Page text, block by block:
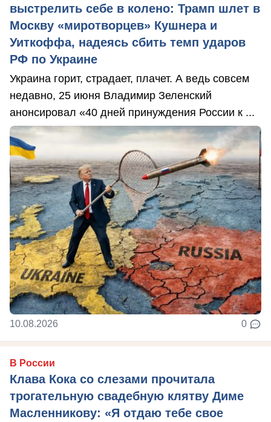
выстрелить себе в колено: Трамп шлет в
Москву «миротворцев» Кушнера и
Уиткоффа, надеясь сбить темп ударов
РФ по Украине
Украина горит, страдает, плачет. А ведь совсем
недавно, 25 июня Владимир Зеленский
анонсировал «40 дней принуждения России к ...
10.08.2026 0
В России
Клава Кока со слезами прочитала
трогательную свадебную клятву Диме
Масленникову: «Я отдаю тебе свое